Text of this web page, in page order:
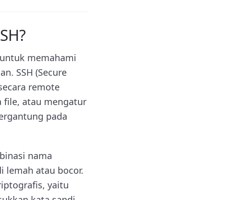
memahami
SSH (Secure
remote
file, atau mengatur
pada
nama
lemah atau bocor.
yaitu